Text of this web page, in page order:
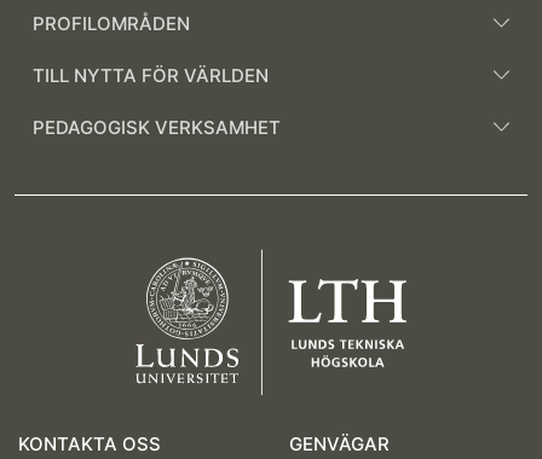
PROFILOMRÅDEN
TILL NYTTA FÖR VÄRLDEN
PEDAGOGISK VERKSAMHET
KONTAKTA OSS
GENVÄGAR